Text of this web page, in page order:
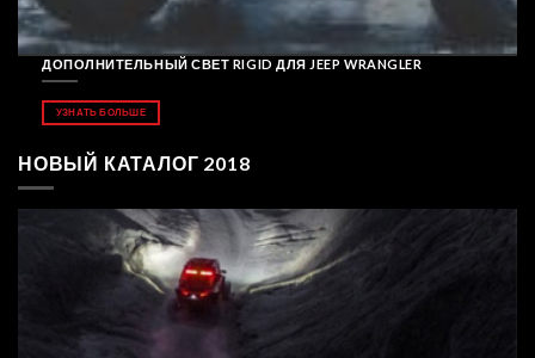
ДОПОЛНИТЕЛЬНЫЙ СВЕТ RIGID ДЛЯ JEEP WRANGLER
УЗНАТЬ БОЛЬШЕ
НОВЫЙ КАТАЛОГ 2018